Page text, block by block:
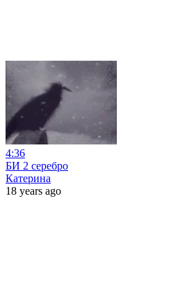
4:36
БИ 2 серебро
Катерина
18 years ago